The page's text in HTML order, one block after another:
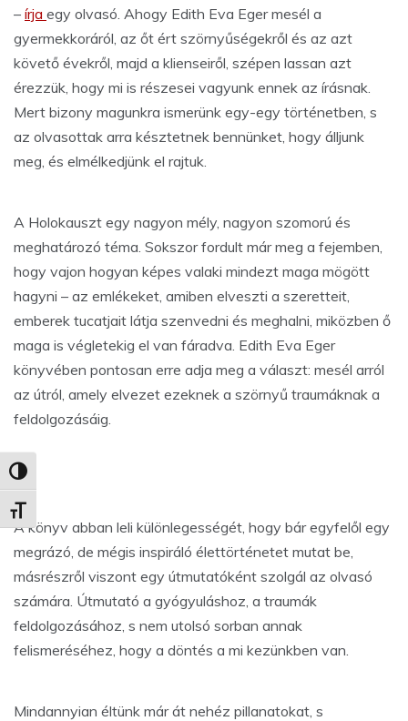
Nagy kontraszt váltása
Betűméret váltása
– írja egy olvasó. Ahogy Edith Eva Eger mesél a
gyermekkoráról, az őt ért szörnyűségekről és az azt
követő évekről, majd a klienseiről, szépen lassan azt
érezzük, hogy mi is részesei vagyunk ennek az írásnak.
Mert bizony magunkra ismerünk egy-egy történetben, s
az olvasottak arra késztetnek bennünket, hogy álljunk
meg, és elmélkedjünk el rajtuk.
A Holokauszt egy nagyon mély, nagyon szomorú és
meghatározó téma. Sokszor fordult már meg a fejemben,
hogy vajon hogyan képes valaki mindezt maga mögött
hagyni – az emlékeket, amiben elveszti a szeretteit,
emberek tucatjait látja szenvedni és meghalni, miközben ő
maga is végletekig el van fáradva. Edith Eva Eger
könyvében pontosan erre adja meg a választ: mesél arról
az útról, amely elvezet ezeknek a szörnyű traumáknak a
feldolgozásáig.
A könyv abban leli különlegességét, hogy bár egyfelől egy
megrázó, de mégis inspiráló élettörténetet mutat be,
másrészről viszont egy útmutatóként szolgál az olvasó
számára. Útmutató a gyógyuláshoz, a traumák
feldolgozásához, s nem utolsó sorban annak
felismeréséhez, hogy a döntés a mi kezünkben van.
Mindannyian éltünk már át nehéz pillanatokat, s